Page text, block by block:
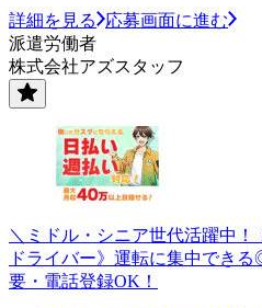
詳細を見る
応募画面に進む
派遣労働者
株式会社アズスタッフ
＼ミドル・シニア世代活躍中
ドライバー》運転に集中でき
要・電話登録OK！